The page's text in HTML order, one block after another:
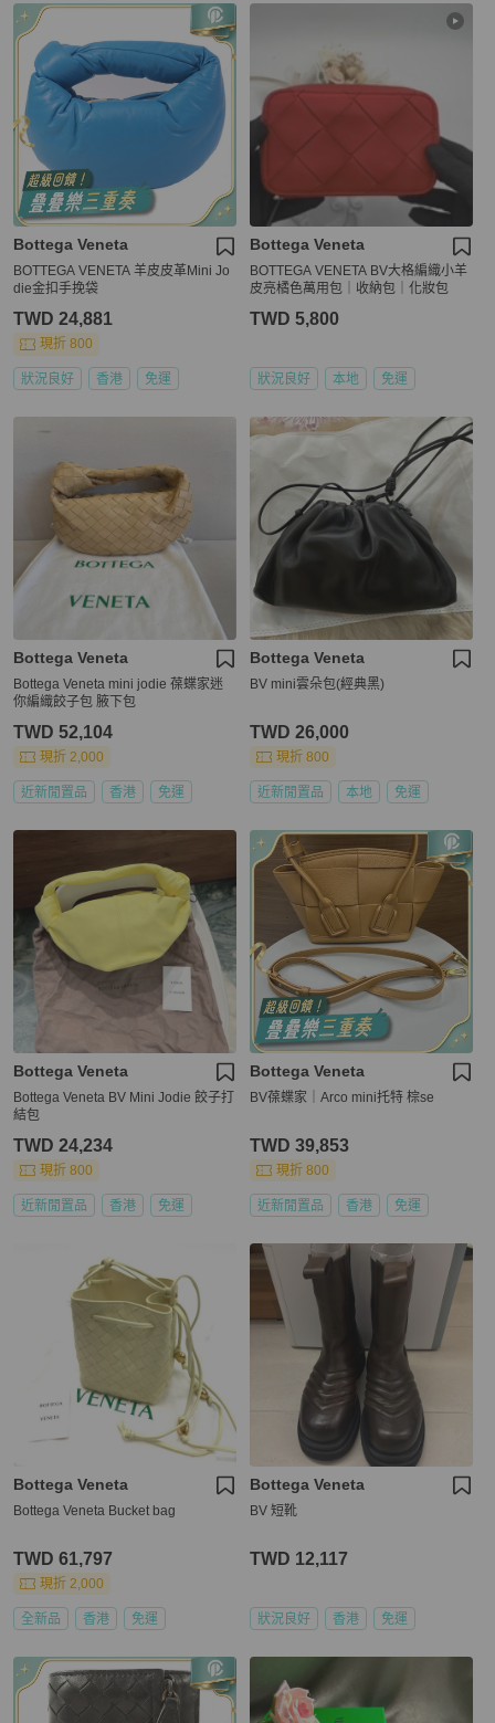
Bottega Veneta
BOTTEGA VENETA 羊皮皮革Mini Jo
die金扣手挽袋
TWD 24,881
現折 800
狀況良好 香港 免運
Bottega Veneta
BOTTEGA VENETA BV大格編織小羊
皮亮橘色萬用包｜收納包｜化妝包
TWD 5,800
狀況良好 本地 免運
Bottega Veneta
Bottega Veneta mini jodie 葆蝶家迷
你編織餃子包 腋下包
TWD 52,104
現折 2,000
近新閒置品 香港 免運
Bottega Veneta
BV mini雲朵包(經典黑)
TWD 26,000
現折 800
近新閒置品 本地 免運
Bottega Veneta
Bottega Veneta BV Mini Jodie 餃子打
結包
TWD 24,234
現折 800
近新閒置品 香港 免運
Bottega Veneta
BV葆蝶家｜Arco mini托特 棕se
TWD 39,853
現折 800
近新閒置品 香港 免運
Bottega Veneta
Bottega Veneta Bucket bag
TWD 61,797
現折 2,000
全新品 香港 免運
Bottega Veneta
BV 短靴
TWD 12,117
狀況良好 香港 免運